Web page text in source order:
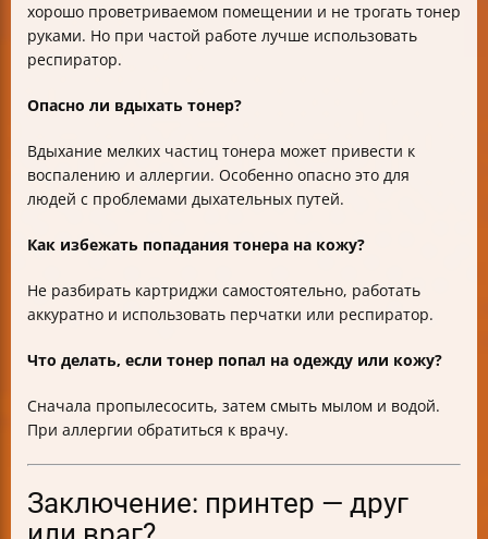
хорошо проветриваемом помещении и не трогать тонер
руками. Но при частой работе лучше использовать
респиратор.
Опасно ли вдыхать тонер?
Вдыхание мелких частиц тонера может привести к
воспалению и аллергии. Особенно опасно это для
людей с проблемами дыхательных путей.
Как избежать попадания тонера на кожу?
Не разбирать картриджи самостоятельно, работать
аккуратно и использовать перчатки или респиратор.
Что делать, если тонер попал на одежду или кожу?
Сначала пропылесосить, затем смыть мылом и водой.
При аллергии обратиться к врачу.
Заключение: принтер — друг